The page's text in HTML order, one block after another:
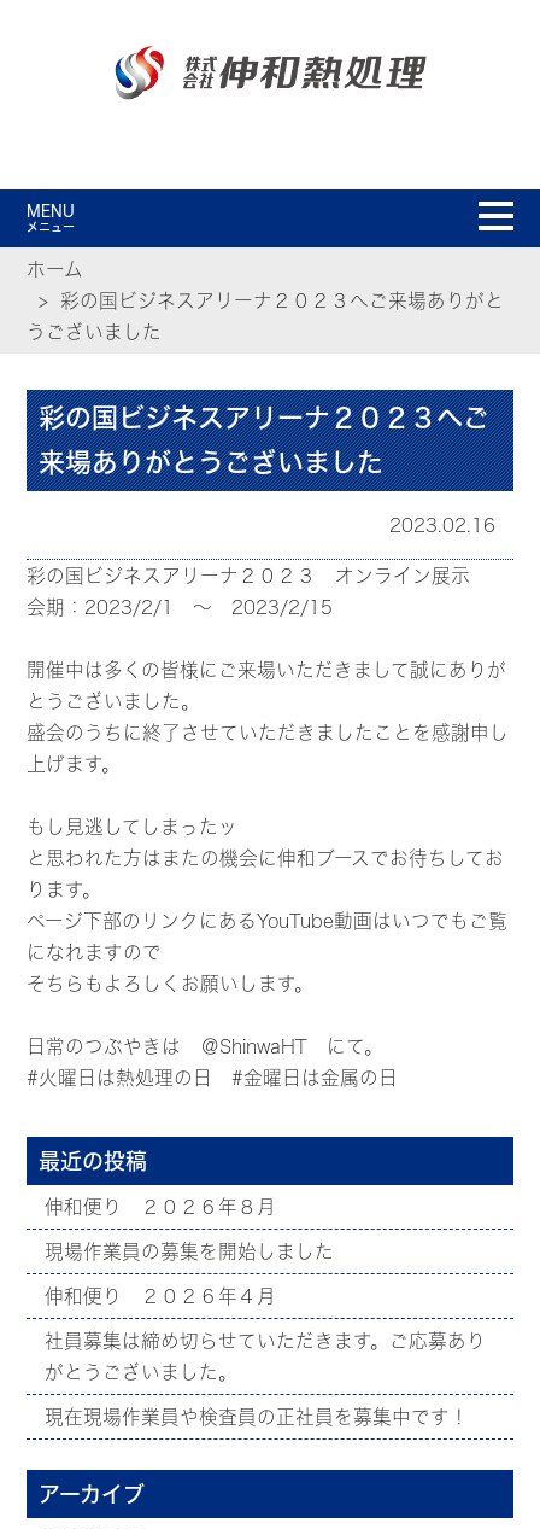
MENU
メニュー
ホーム
彩の国ビジネスアリーナ２０２３へご来場ありがと
うございました
彩の国ビジネスアリーナ２０２３へご
来場ありがとうございました
2023.02.16
彩の国ビジネスアリーナ２０２３ オンライン展示
会期：2023/2/1 ～ 2023/2/15
開催中は多くの皆様にご来場いただきまして誠にありが
とうございました。
盛会のうちに終了させていただきましたことを感謝申し
上げます。
もし見逃してしまったッ
と思われた方はまたの機会に伸和ブースでお待ちしてお
ります。
ページ下部のリンクにあるYouTube動画はいつでもご覧
になれますので
そちらもよろしくお願いします。
日常のつぶやきは ＠ShinwaHT にて。
#火曜日は熱処理の日 #金曜日は金属の日
最近の投稿
伸和便り ２０２６年８月
現場作業員の募集を開始しました
伸和便り ２０２６年４月
社員募集は締め切らせていただきます。ご応募あり
がとうございました。
現在現場作業員や検査員の正社員を募集中です！
アーカイブ